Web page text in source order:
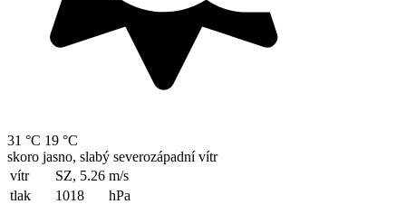
31 °C 19 °C
skoro jasno, slabý severozápadní vítr
vítr
SZ, 5.26 m/s
tlak
1018
hPa